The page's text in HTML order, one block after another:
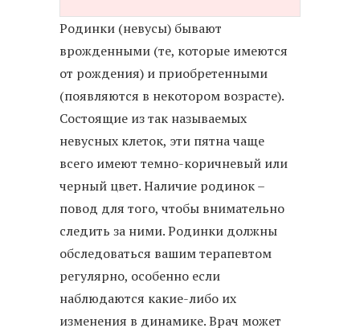
Родинки (невусы) бывают
врожденными (те, которые имеются
от рождения) и приобретенными
(появляются в некотором возрасте).
Состоящие из так называемых
невусных клеток, эти пятна чаще
всего имеют темно-коричневый или
черный цвет. Наличие родинок –
повод для того, чтобы внимательно
следить за ними. Родинки должны
обследоваться вашим терапевтом
регулярно, особенно если
наблюдаются какие-либо их
изменения в динамике. Врач может